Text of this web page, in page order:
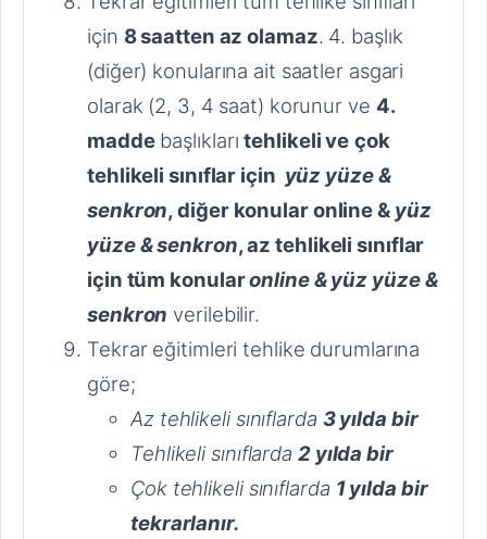
için 8 saatten az olamaz. 4. başlık
(diğer) konularına ait saatler asgari
olarak (2, 3, 4 saat) korunur ve 4.
maddebaşlıklarıtehlikeli ve çok
tehlikeli sınıflar için yüz yüze &
senkron, diğer konular online & yüz
yüze & senkron, az tehlikeli sınıflar
için tüm konularonline & yüz yüze &
senkron verilebilir.
Tekrar eğitimleri tehlike durumlarına
göre;
Az tehlikeli sınıflarda 3 yılda bir
Tehlikeli sınıflarda 2 yılda bir
Çok tehlikeli sınıflarda 1 yılda bir
tekrarlanır.